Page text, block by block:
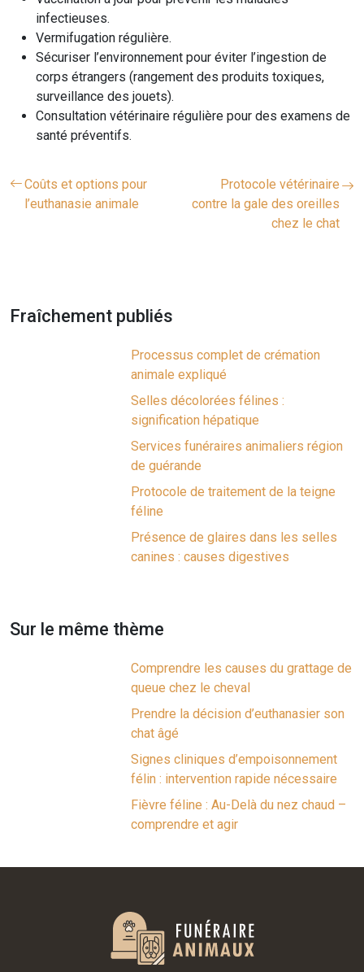
infectieuses.
Vermifugation régulière.
Sécuriser l’environnement pour éviter l’ingestion de
corps étrangers (rangement des produits toxiques,
surveillance des jouets).
Consultation vétérinaire régulière pour des examens de
santé préventifs.
Coûts et options pour
l’euthanasie animale
Protocole vétérinaire
contre la gale des oreilles
chez le chat
Fraîchement publiés
Processus complet de crémation
animale expliqué
Selles décolorées félines :
signification hépatique
Services funéraires animaliers région
de guérande
Protocole de traitement de la teigne
féline
Présence de glaires dans les selles
canines : causes digestives
Sur le même thème
Comprendre les causes du grattage de
queue chez le cheval
Prendre la décision d’euthanasier son
chat âgé
Signes cliniques d’empoisonnement
félin : intervention rapide nécessaire
Fièvre féline : Au-Delà du nez chaud –
comprendre et agir